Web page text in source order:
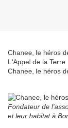
Chanee, le héros
L'Appel de la Terre
Chanee, le héros
Fondateur de
et leur habitat à